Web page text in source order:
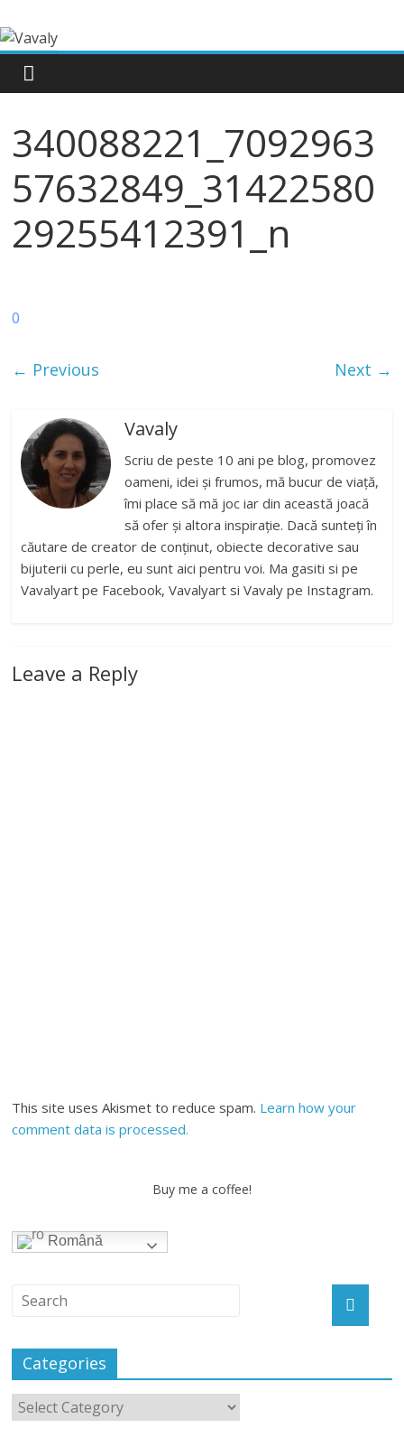
340088221_7092963
57632849_31422580
29255412391_n
0
← Previous Next →
Vavaly
Scriu de peste 10 ani pe blog, promovez
oameni, idei și frumos, mă bucur de viață,
îmi place să mă joc iar din această joacă
să ofer și altora inspirație. Dacă sunteți în
căutare de creator de conținut, obiecte decorative sau
bijuterii cu perle, eu sunt aici pentru voi. Ma gasiti si pe
Vavalyart pe Facebook, Vavalyart si Vavaly pe Instagram.
Leave a Reply
This site uses Akismet to reduce spam. Learn how your
comment data is processed.
Buy me a coffee!
Română
Categories